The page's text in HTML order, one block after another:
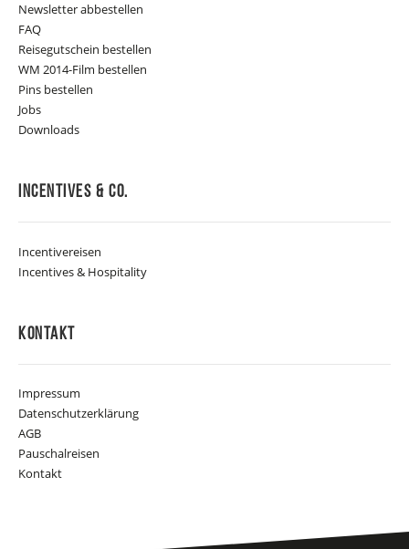
Newsletter abbestellen
FAQ
Reisegutschein bestellen
WM 2014-Film bestellen
Pins bestellen
Jobs
Downloads
Incentives & Co.
Incentivereisen
Incentives & Hospitality
Kontakt
Impressum
Datenschutzerklärung
AGB
Pauschalreisen
Kontakt